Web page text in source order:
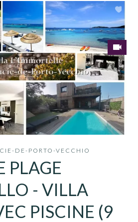
DE-PORTO-VECCHIO
PLAGE
- VILLA
PISCINE (9